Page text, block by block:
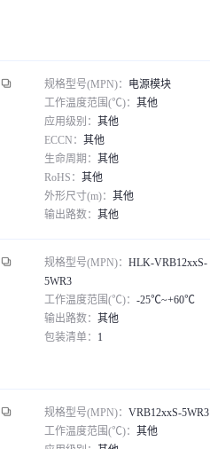
规格型号(MPN)： 电源模块
工作温度范围(℃)： 其他
应用级别： 其他
ECCN： 其他
生命周期： 其他
RoHS： 其他
外形尺寸(m)： 其他
输出路数： 其他
规格型号(MPN)： HLK-VRB12xxS-
5WR3
工作温度范围(℃)： -25℃~+60℃
输出路数： 其他
包装清单： 1
规格型号(MPN)： VRB12xxS-5WR3
工作温度范围(℃)： 其他